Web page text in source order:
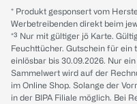
* Produkt gesponsert vom
Werbetreibenden direkt beim
*³ Nur mit gültiger jö Karte.
Feuchttücher. Gutschein für ein
einlösbar bis 30.09.2026. Nur
Sammelwert wird auf der
im Online Shop. Solange der
in der BIPA Filiale möglich. Bei